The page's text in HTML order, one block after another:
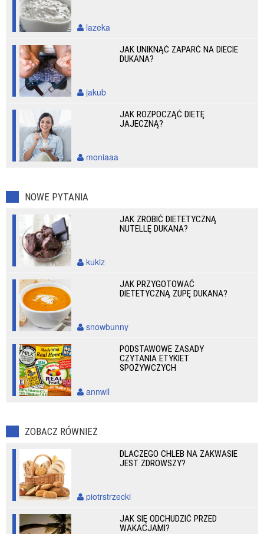
lazeka
JAK UNIKNĄĆ ZAPARĆ NA DIECIE
DUKANA?
jakub
JAK ROZPOCZĄĆ DIETĘ
JAJECZNĄ?
moniaaa
NOWE PYTANIA
JAK ZROBIĆ DIETETYCZNĄ
NUTELLĘ DUKANA?
kukiz
JAK PRZYGOTOWAĆ
DIETETYCZNĄ ZUPĘ DUKANA?
snowbunny
PODSTAWOWE ZASADY
CZYTANIA ETYKIET
SPOŻYWCZYCH
annwil
ZOBACZ RÓWNIEŻ
DLACZEGO CHLEB NA ZAKWASIE
JEST ZDROWSZY?
piotrstrzecki
JAK SIĘ ODCHUDZIĆ PRZED
WAKACJAMI?